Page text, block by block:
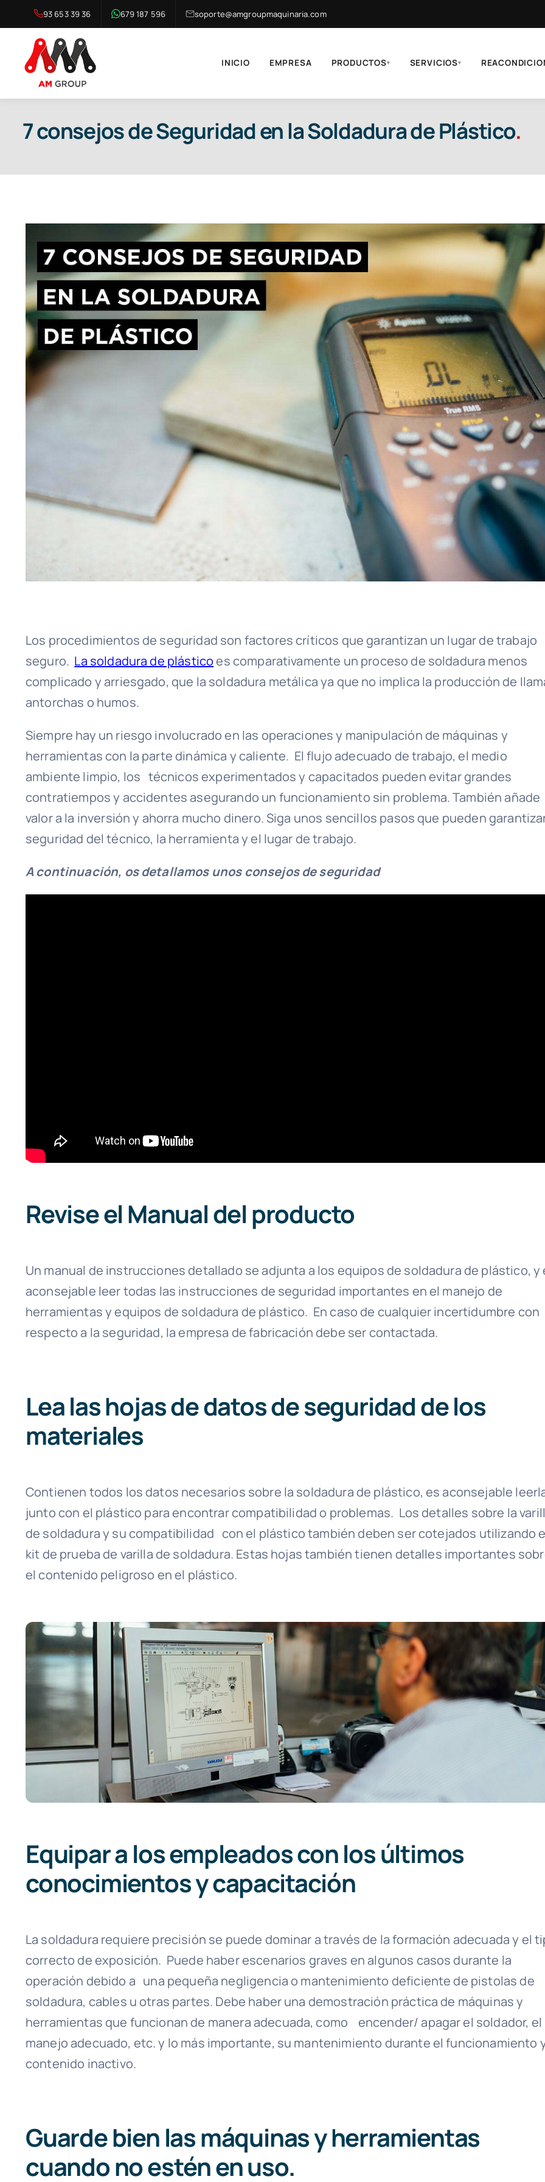
al
contenido
93 653 39 36 679 187 596 soporte@amgroupmaquinaria.com
INICIO EMPRESA PRODUCTOS▾ SERVICIOS▾
7 consejos de Seguridad en la Soldadura de Plástico.
Los procedimientos de seguridad son factores críticos que garantizan un lugar de trabajo
seguro. La soldadura de plásticoes comparativamente un proceso de soldadura menos
complicado y arriesgado, que la soldadura metálica ya que no implica la producción de
antorchas o humos.
Siempre hay un riesgo involucrado en las operaciones y manipulación de máquinas y
herramientas con la parte dinámica y caliente. El flujo adecuado de trabajo, el medio
ambiente limpio, los técnicos experimentados y capacitados pueden evitar grandes
contratiempos y accidentes asegurando un funcionamiento sin problema. También añade
valor a la inversión y ahorra mucho dinero. Siga unos sencillos pasos que pueden
seguridad del técnico, la herramienta y el lugar de trabajo.
A continuación, os detallamos unos consejos de seguridad
Revise el Manual del producto
Un manual de instrucciones detallado se adjunta a los equipos de soldadura de plástico, y
aconsejable leer todas las instrucciones de seguridad importantes en el manejo de
herramientas y equipos de soldadura de plástico. En caso de cualquier incertidumbre con
respecto a la seguridad, la empresa de fabricación debe ser contactada.
Lea las hojas de datos de seguridad de los
materiales
Contienen todos los datos necesarios sobre la soldadura de plástico, es aconsejable
junto con el plástico para encontrar compatibilidad o problemas. Los detalles sobre la
de soldadura y su compatibilidad con el plástico también deben ser cotejados utilizando
kit de prueba de varilla de soldadura. Estas hojas también tienen detalles importantes
el contenido peligroso en el plástico.
Equipar a los empleados con los últimos
conocimientos y capacitación
La soldadura requiere precisión se puede dominar a través de la formación adecuada y el
correcto de exposición. Puede haber escenarios graves en algunos casos durante la
operación debido a una pequeña negligencia o mantenimiento deficiente de pistolas de
soldadura, cables u otras partes. Debe haber una demostración práctica de máquinas y
herramientas que funcionan de manera adecuada, como encender/ apagar el soldador, el
manejo adecuado, etc. y lo más importante, su mantenimiento durante el funcionamiento
contenido inactivo.
Guarde bien las máquinas y herramientas
cuando no estén en uso.